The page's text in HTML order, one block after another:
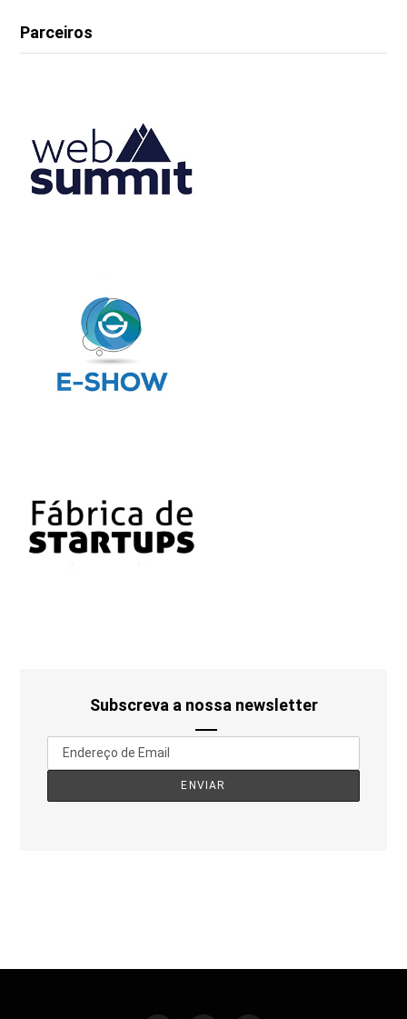
Parceiros
Subscreva a nossa newsletter